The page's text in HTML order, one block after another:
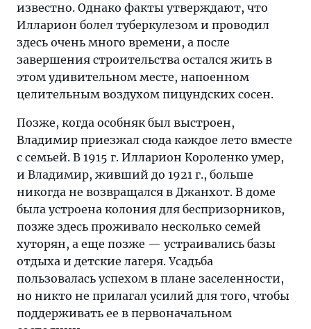
известно. Однако факты утверждают, что
Илларион болел туберкулезом и проводил
здесь очень много времени, а после
завершения строительства остался жить в
этом удивительном месте, напоенном
целительным воздухом пицундских сосен.
Позже, когда особняк был выстроен,
Владимир приезжал сюда каждое лето вместе
с семьей. В 1915 г. Илларион Короленко умер,
и Владимир, живший до 1921 г., больше
никогда не возвращался в Джанхот. В доме
была устроена колония для беспризорников,
позже здесь проживало несколько семей
хуторян, а еще позже — устраивались базы
отдыха и детские лагеря. Усадьба
пользовалась успехом в плане заселенности,
но никто не прилагал усилий для того, чтобы
поддерживать ее в первоначальном